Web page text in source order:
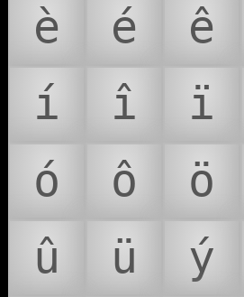
è
é ê
í
î ï
ó
ô ö
û
ü ý